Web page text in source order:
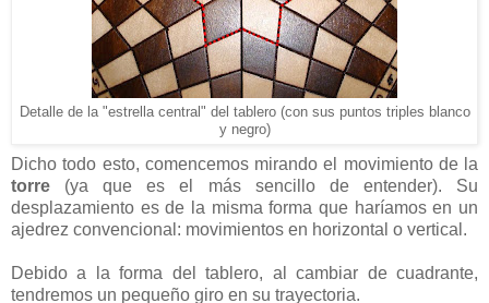
Detalle de la "estrella central" del tablero (con sus puntos triples blanco
y negro)
Dicho todo esto, comencemos mirando el movimiento de la
torre (ya que es el más sencillo de entender). Su
desplazamiento es de la misma forma que haríamos en un
ajedrez convencional: movimientos en horizontal o vertical.
Debido a la forma del tablero, al cambiar de cuadrante,
tendremos un pequeño giro en su trayectoria.